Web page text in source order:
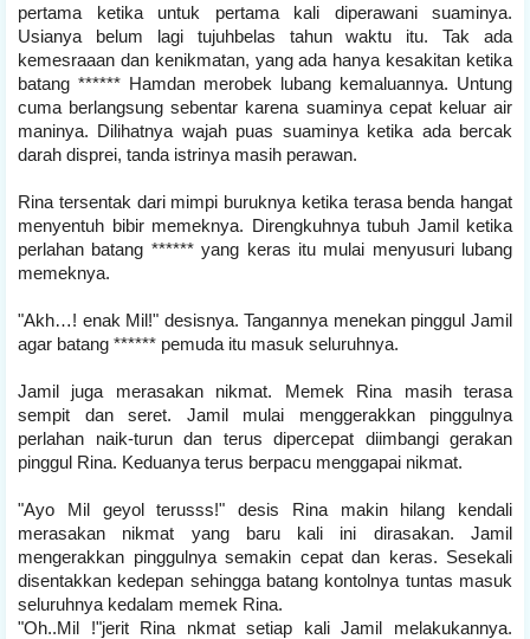
pertama ketika untuk pertama kali diperawani suaminya.
Usianya belum lagi tujuhbelas tahun waktu itu. Tak ada
kemesraaan dan kenikmatan, yang ada hanya kesakitan ketika
batang ****** Hamdan merobek lubang kemaluannya. Untung
cuma berlangsung sebentar karena suaminya cepat keluar air
maninya. Dilihatnya wajah puas suaminya ketika ada bercak
darah disprei, tanda istrinya masih perawan.
Rina tersentak dari mimpi buruknya ketika terasa benda hangat
menyentuh bibir memeknya. Direngkuhnya tubuh Jamil ketika
perlahan batang ****** yang keras itu mulai menyusuri lubang
memeknya.
"Akh…! enak Mil!" desisnya. Tangannya menekan pinggul Jamil
agar batang ****** pemuda itu masuk seluruhnya.
Jamil juga merasakan nikmat. Memek Rina masih terasa
sempit dan seret. Jamil mulai menggerakkan pinggulnya
perlahan naik-turun dan terus dipercepat diimbangi gerakan
pinggul Rina. Keduanya terus berpacu menggapai nikmat.
"Ayo Mil geyol terusss!" desis Rina makin hilang kendali
merasakan nikmat yang baru kali ini dirasakan. Jamil
mengerakkan pinggulnya semakin cepat dan keras. Sesekali
disentakkan kedepan sehingga batang kontolnya tuntas masuk
seluruhnya kedalam memek Rina.
"Oh..Mil !"jerit Rina nkmat setiap kali Jamil melakukannya.